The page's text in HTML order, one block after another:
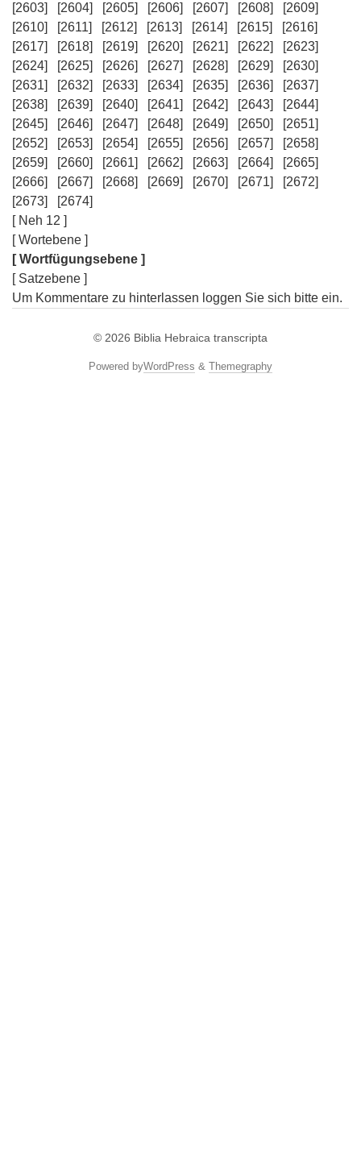
[2603]
[2604] [2605] [2606] [2607] [2608]
[2609]
[2610]
[2611] [2612] [2613] [2614] [2615]
[2616]
[2617]
[2618] [2619] [2620] [2621] [2622]
[2623]
[2624]
[2625] [2626] [2627] [2628] [2629]
[2630]
[2631]
[2632] [2633] [2634] [2635] [2636]
[2637]
[2638]
[2639] [2640] [2641] [2642] [2643]
[2644]
[2645]
[2646] [2647] [2648] [2649] [2650]
[2651]
[2652]
[2653] [2654] [2655] [2656] [2657]
[2658]
[2659]
[2660] [2661] [2662] [2663] [2664]
[2665]
[2666]
[2667] [2668] [2669] [2670] [2671]
[2672]
[2673]
[2674]
[ Neh 12 ]
[ Wortebene ]
[ Wortfügungsebene ]
[ Satzebene ]
Um Kommentare zu hinterlassen loggen Sie sich bitte ein.
© 2026 Biblia Hebraica transcripta
Powered byWordPress & Themegraphy